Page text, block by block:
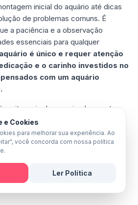
inicial do aquário até dicas
de problemas comuns. É
a paciência e a observação
essenciais para qualquer
é único e requer atenção
e o carinho investidos no
com um aquário
muito mais do que simplesmente
de vidro. É um hobby
com a natureza, nos ensina
e nos proporciona momentos
que nos lembra da
e respeitar o mundo
e Cookies
para melhorar sua experiência. Ao
você concorda com nossa política
Ler Política